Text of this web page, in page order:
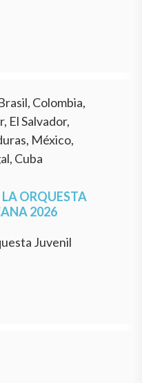
Colombia,
El Salvador,
México,
Cuba
ORQUESTA
2026
Juvenil